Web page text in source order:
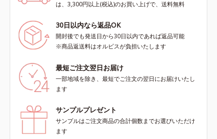
は、3,300円以上(税込)のお買い上げで、送料無料
30日以内なら返品OK
開封後でも発送日から30日以内であれば返品可能
※商品返送料はオルビスが負担いたします
最短ご注文翌日お届け
一部地域を除き、最短でご注文の翌日にお届けいたし
ます
サンプルプレゼント
サンプルはご注文商品の合計個数までお選びいただけ
ます